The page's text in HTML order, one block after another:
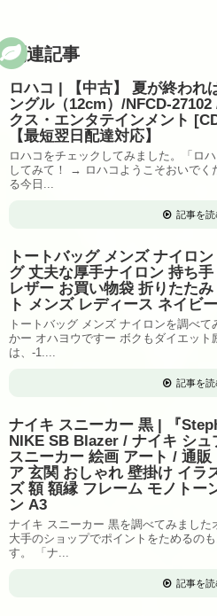
関連記事
ロハコ | 【中古】 夏が終われ
ングル（12cm）/NFCD-
クス・エンタテインメント
【最短翌日配達対応】
ロハコをチェックしてみました。「ロ
してみて！ → ロハコようこそおいでく
る今日...
記事を読
トートバッグ メンズ ナイロ
グ 丈夫な厚手ナイロン 持ち
レザー お買い物袋 折りたた
ト メンズ レディース ネイビー
トートバッグ メンズ ナイロンを調べ
かー オハヨウですー ボクもダイエット
は、-1....
記事を読
ナイキ スニーカー 黒 | 『
NIKE SB Blazer / ナイキ シ
スニーカー 絵画 アート / 通販
ア 玄関 おしゃれ 壁掛け イラ
ズ 額 額縁 フレーム モノトー
ン A3
ナイキ スニーカー 黒を調べてみました
大手のショップでポイントをためるの
す。 「ナ...
記事を読